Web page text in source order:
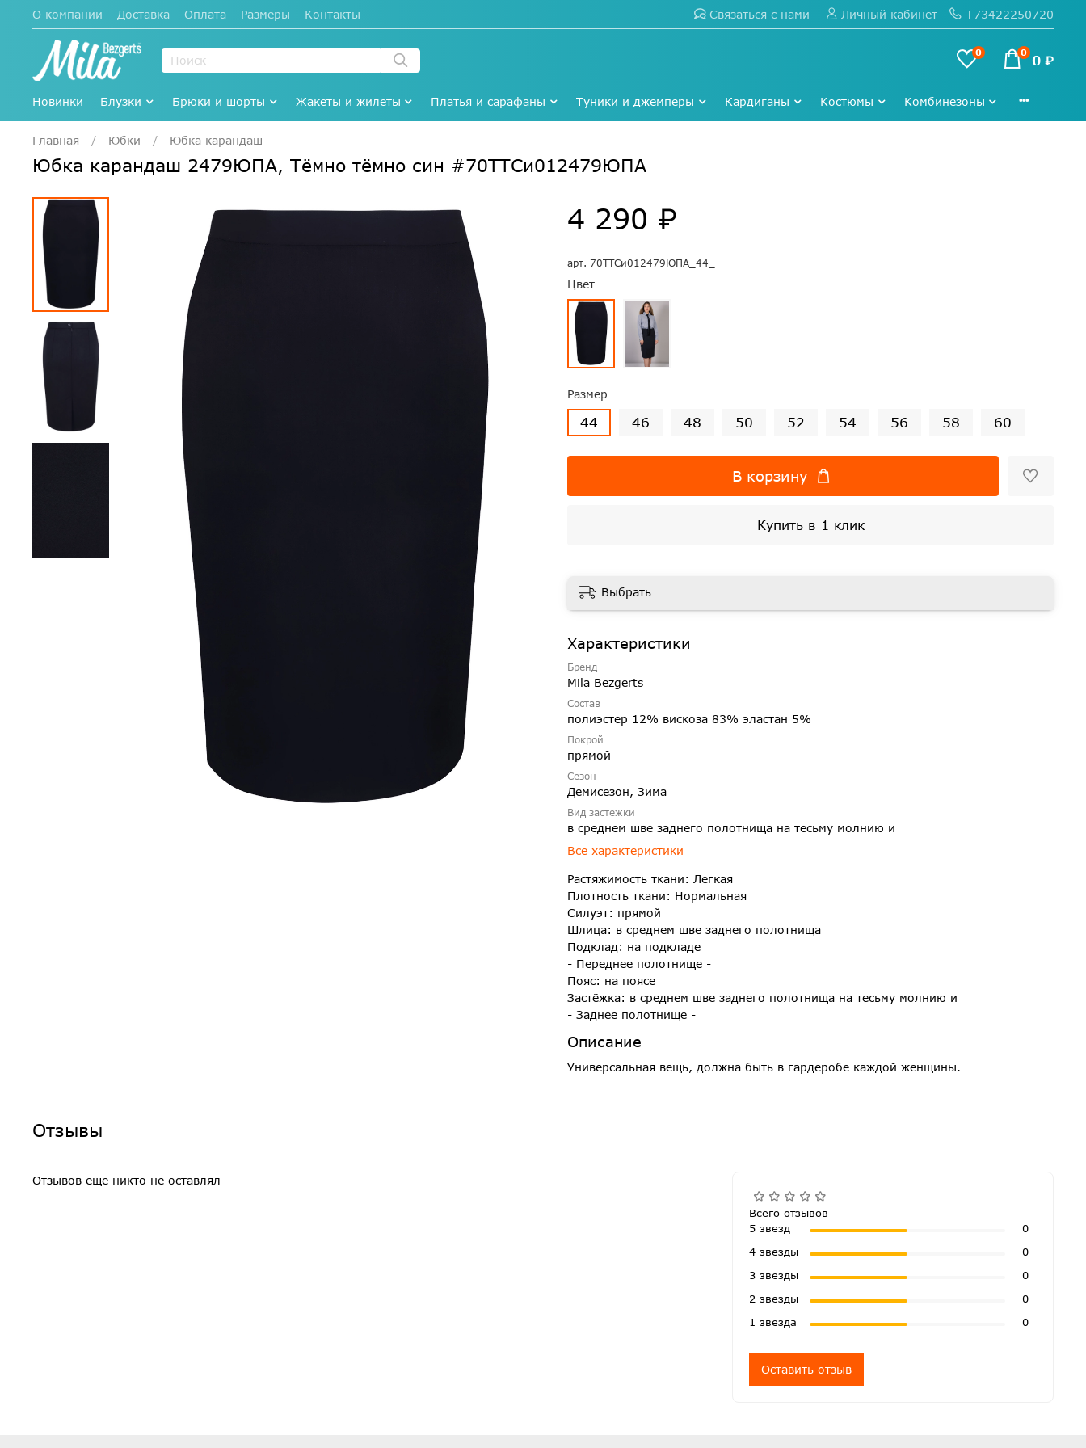
О компании Доставка Оплата Размеры Контакты Связаться с нами Личный кабинет +73422250720
0 0 0 ₽
Новинки Блузки Брюки и шорты Жакеты и жилеты Платья и сарафаны Туники и джемперы Кардиганы Костюмы Комбинезоны
Главная Юбки Юбка карандаш
Юбка карандаш 2479ЮПА, Тёмно тёмно син #70ТТСи012479ЮПА
арт. 70ТТСи012479ЮПА_44_
Цвет
Размер
44 46 48 50 52 54 56 58 60
4 290 ₽
В корзину
Купить в 1 клик
Выбрать
Характеристики
Бренд
Mila Bezgerts
Состав
полиэстер 12% вискоза 83% эластан 5%
Покрой
прямой
Сезон
Демисезон, Зима
Вид застежки
в среднем шве заднего полотнища на тесьму молнию и
Все характеристики
Растяжимость ткани: Легкая
Плотность ткани: Нормальная
Силуэт: прямой
Шлица: в среднем шве заднего полотнища
Подклад: на подкладе
- Переднее полотнище -
Пояс: на поясе
Застёжка: в среднем шве заднего полотнища на тесьму молнию и
- Заднее полотнище -
Описание
Универсальная вещь, должна быть в гардеробе каждой женщины.
Отзывы
Отзывов еще никто не оставлял
Всего отзывов
5 звезд
0
4 звезды
0
3 звезды
0
2 звезды
0
1 звезда
0
Оставить отзыв